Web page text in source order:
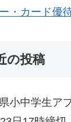
ー・カード優
の投稿
小中学生ア